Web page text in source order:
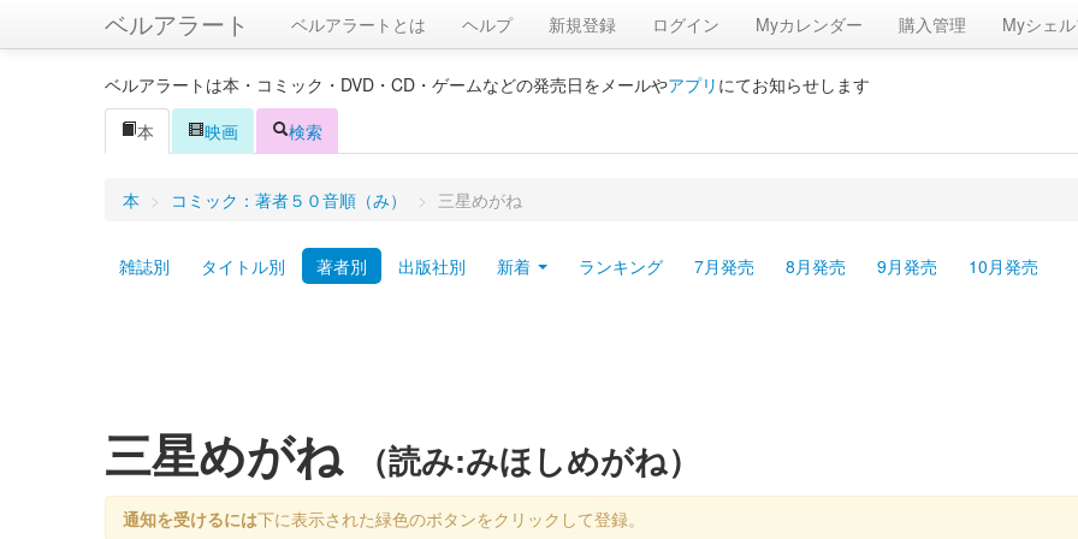
ベルアラート ベルアラートとは ヘルプ 新規登録 ログイン Myカレンダー 購入管理 Myシェル
ベルアラートは本・コミック・DVD・CD・ゲームなどの発売日をメールやアプリ にてお知らせします
本
映画 検索
本 > コミック：著者５０音順（み） > 三星めがね
雑誌別 タイトル別 著者別 出版社別 新着 ランキング 7月発売 8月発売 9月発売 10月発売
三星めがね （読み:みほしめがね）
通知を受けるには下に表示された緑色のボタンをクリックして登録。